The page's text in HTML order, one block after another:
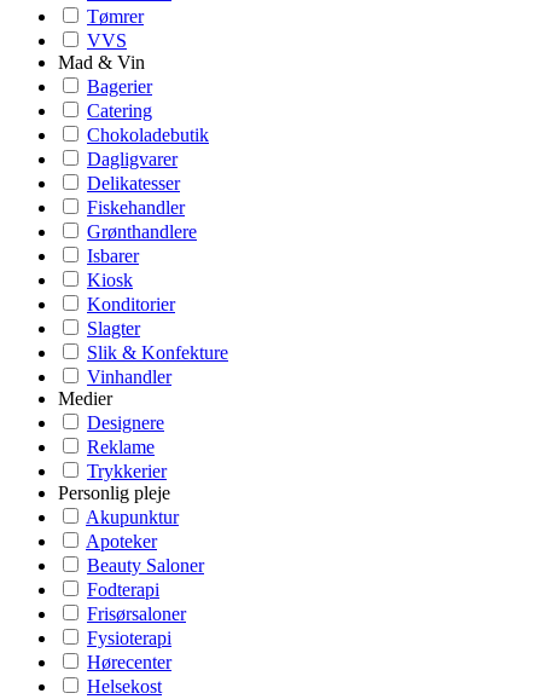
Tømrer
VVS
Mad & Vin
Bagerier
Catering
Chokoladebutik
Dagligvarer
Delikatesser
Fiskehandler
Grønthandlere
Isbarer
Kiosk
Konditorier
Slagter
Slik & Konfekture
Vinhandler
Medier
Designere
Reklame
Trykkerier
Personlig pleje
Akupunktur
Apoteker
Beauty Saloner
Fodterapi
Frisørsaloner
Fysioterapi
Hørecenter
Helsekost